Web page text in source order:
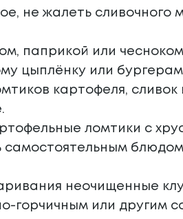
не жалеть сливочного
паприкой или
цыплёнку или
картофеля,
ломтики с
неочищенные
горчичным или другим